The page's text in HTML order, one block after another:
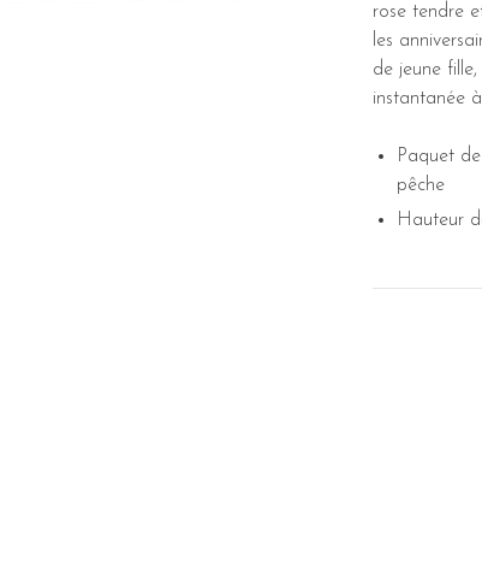
rose tendre
les
de jeune
instantanée
Paquet
pêche
Hauteur